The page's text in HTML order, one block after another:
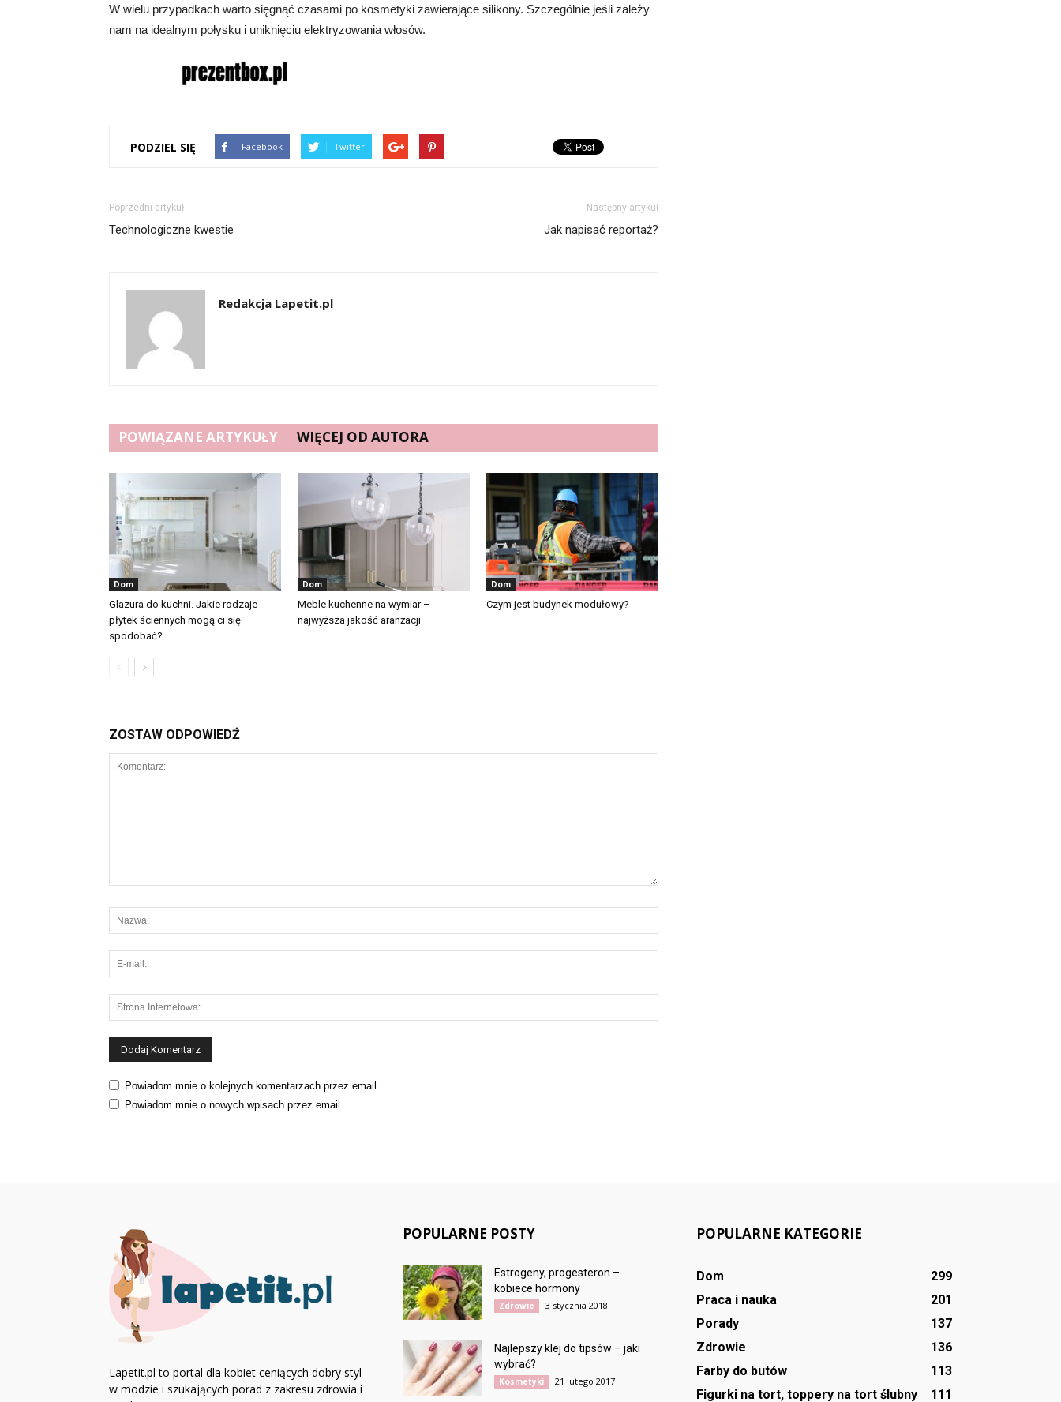
W wielu przypadkach warto sięgnąć czasami po kosmetyki zawierające silikony. Szczególnie jeśli zależy
nam na idealnym połysku i uniknięciu elektryzowania włosów.
PODZIEL SIĘ Facebook Twitter
Poprzedni artykuł
Technologiczne kwestie
Następny artykuł
Jak napisać reportaż?
Redakcja Lapetit.pl
POWIĄZANE ARTYKUŁY WIĘCEJ OD AUTORA
Dom
Glazura do kuchni. Jakie rodzaje
płytek ściennych mogą ci się
spodobać?
Dom
Meble kuchenne na wymiar –
najwyższa jakość aranżacji
Dom
Czym jest budynek modułowy?
ZOSTAW ODPOWIEDŹ
Powiadom mnie o kolejnych komentarzach przez email.
Powiadom mnie o nowych wpisach przez email.
Lapetit.pl to portal dla kobiet ceniących dobry styl
w modzie i szukających porad z zakresu zdrowia i
POPULARNE POSTY
Estrogeny, progesteron –
kobiece hormony
Zdrowie 3 stycznia 2018
Najlepszy klej do tipsów – jaki
wybrać?
Kosmetyki 21 lutego 2017
POPULARNE KATEGORIE
Dom
299
Praca i nauka
201
Porady
137
Zdrowie
136
Farby do butów
113
Figurki na tort, toppery na tort ślubny
111